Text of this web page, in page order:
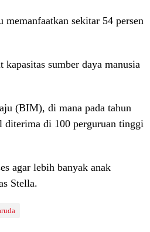
sekitar 54 persen
sumber daya manusia
(BIM), di mana pada tahun
diterima di 100 perguruan tinggi
agar lebih banyak anak
Stella.